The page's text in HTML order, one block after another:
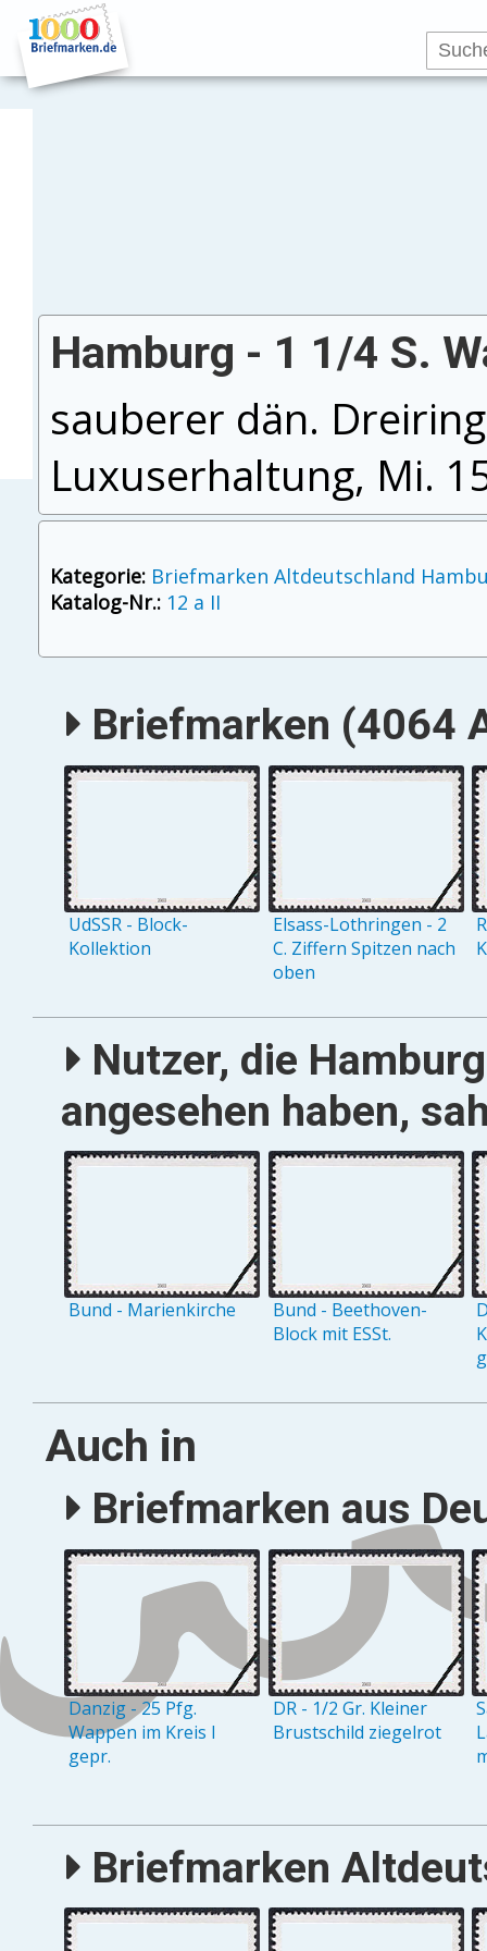
Hamburg - 1 1/4 S.
sauberer dän.
Luxuserhaltung, Mi.
Kategorie: Briefmarken Altdeutschland
Katalog-Nr.: 12 a II
Briefmarken (4064
UdSSR - Block-
Kollektion
Elsass-Lothringen - 2
C. Ziffern Spitzen nach
oben
Nutzer, die
angesehen haben,
Bund - Marienkirche
Bund - Beethoven-
Block mit ESSt.
Auch in
Briefmarken aus
Danzig - 25 Pfg.
Wappen im Kreis I
gepr.
DR - 1/2 Gr. Kleiner
Brustschild ziegelrot
Briefmarken